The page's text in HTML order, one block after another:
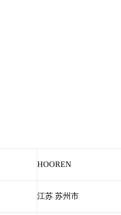
HOOREN
江苏 苏州市